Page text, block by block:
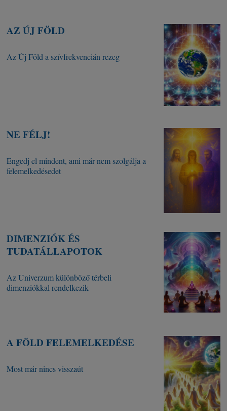
AZ ÚJ FÖLD
Az Új Föld a szívfrekvencián rezeg
NE FÉLJ!
Engedj el mindent, ami már nem szolgálja a
felemelkedésedet
DIMENZIÓK ÉS
TUDATÁLLAPOTOK
Az Univerzum különböző térbeli
dimenziókkal rendelkezik
A FÖLD FELEMELKEDÉSE
Most már nincs visszaút